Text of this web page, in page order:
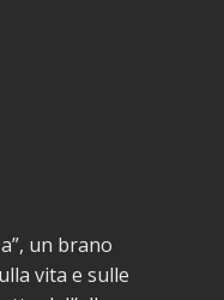
un brano
vita e sulle